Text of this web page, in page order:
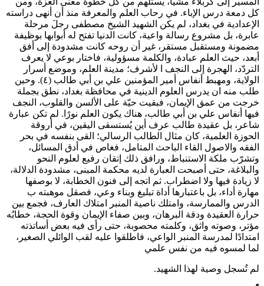
كل دمعة درس الإباء. في رحاب العلم والمعرفة منذ أن أنهى دراسته
الإعدادية في بغداد، لم يكن الشهيد الشيخ مصطفى رجلَ مرحلة
عابرة، بل مشروع رسالة واعية، كانت الدنيا تفتح له أبوابها بوظيفة
مضمونة ومستقبل مستقر، غير أن روحه كانت مشدودة إلى أفق
أبعد، حيث العلم عبادة، والكلمة مسؤولية، فاختار بوعي لا يعرف
التردّد، الهجرة إلى النجف ا لأشرف؛ مدينة العلم، وموضع أسرار
الولاية، ومهبط أنفاس أمير المؤمنين علي بن أبي طالب (٤). وحين
طلب منه ان يدرس العلوم الدينية في محافظة بغداد، نطق بجملة
خرجت من عمق الإيمان، فبقيت حيّة على الألسن والقلوب، النجف
فيها أنفاس علي بن أبي طالب، هناك يكون العلم نورًا. لم تكن عبارة
شاعر، بل عقيدة طالب عرف أين يُستسقى اليقين، في أروقة
الحوزة العلمية، كان مثال الطالب الرسالي؛ القى بنفسه في بحر
الفقه والاصول القاء الباحث المتامل، فغاص في أدق المسائل،
وتشرّب ملكة الاستنباط، ورافق ذلك إتقان رفيع لعلوم النحو
والبلاغة، حتى أصبحت العبارة لديه محكمة المبنى، مشدودة الدلالة،
لا زيادة فيها ولا اضطراب. ثم اتجه إلى فنون الخطابة، لا بوصفها
مهارة أداء، بل باعتبارها أداة تبليغ وبناء وعي، فصقل موهبته ب
الدرس والممارسة، وامتلك ناصية المنبر امتلاك العارف، فجمع بين
حرارة العقيدة ودقة البرهان، وبين صفاء الإيمان وقوة الحجة، خطابُه
مؤتر، وصوته واثق، وكلمته محصوبة، حتى رأى فيه بعض أساتذته
امتدادًا لمدرسة المنبر الواعي، فاطلقوا عليه لقب الوائلي الصغير،
لما لمسوه فيه من نفس علمي
لم تُسجل وصیة لهذا الشهید.